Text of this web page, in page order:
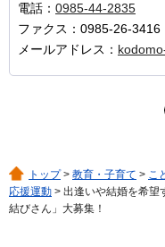
電話： 0985-44-2835
ファクス：0985-26-3416
メールアドレス：
トップ> 教育・子育て > こ
応援運動 > 出逢いや結婚を希望
結びさん」大募集！